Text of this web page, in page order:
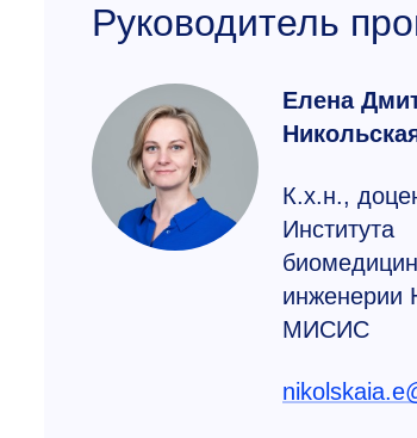
Руководитель
Елена
К.х.н.,
Института
инженерии
МИСИС